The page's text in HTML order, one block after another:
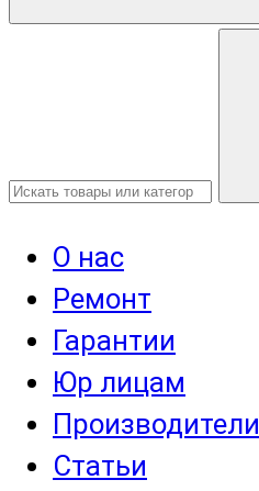
О нас
Ремонт
Гарантии
Юр лицам
Производители
Статьи